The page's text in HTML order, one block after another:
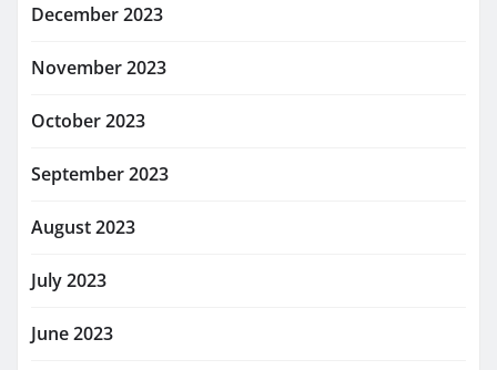
December 2023
November 2023
October 2023
September 2023
August 2023
July 2023
June 2023